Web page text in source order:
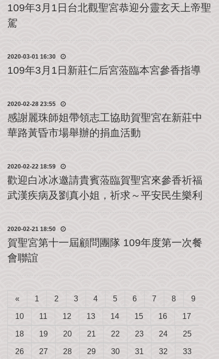
社
花
絮
丙
午
年
農
聯
絡
我
109年3月1日台北觀聖宮恭迎分靈玄天上帝聖
駕
2020-03-01 16:30
109年3月1日新莊仁后宮蒞臨本宮參香指導
2020-02-28 23:55
感謝麗珠師姐帶領志工協助賀聖宮在新莊中
華路黃昏市場舉辦的捐血活動
2020-02-22 18:59
歡迎白冰冰邀請貴賓蒞臨賀聖宮來參香祈福
武漢疾病及劉真小姐，祈求～平安民生樂利
2020-02-21 18:50
賀聖宮第十一屆顧問團隊 109年度第一次餐
會聯誼
« 1 2 3 4 5 6 7 8 9
10 11 12 13 14 15 16 17
18 19 20 21 22 23 24 25
26 27 28 29 30 31 32 33